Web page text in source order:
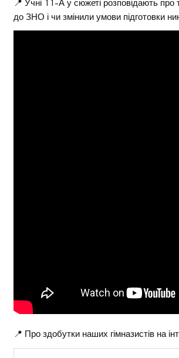
📍 Учні 11-А у сюжеті розповідають про
до ЗНО і чи змінили умови підготовки
📍 Про здобутки наших гімназистів на